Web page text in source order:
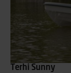
Terhi Sunny